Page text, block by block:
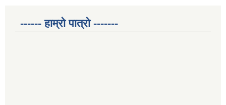
------ हाम्रो पात्रो -------